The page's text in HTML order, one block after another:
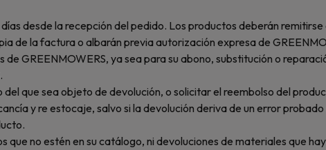
desde la recepción del pedido. Los productos deberán
de la factura o albarán previa autorización expresa de
GREENMOWERS, ya sea para su abono, substitución o
que sea objeto de devolución, o solicitar el reembolso del
y re estocaje, salvo si la devolución deriva de un error
que no estén en su catálogo, ni devoluciones de materiales que